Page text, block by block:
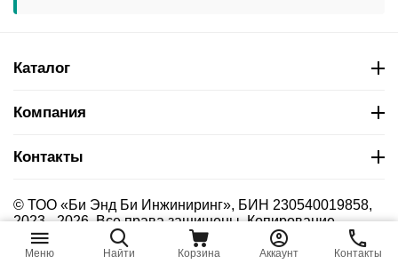
Каталог
Компания
Контакты
© ТОО «Би Энд Би Инжиниринг», БИН 230540019858,
2023 - 2026. Все права защищены. Копирование
материалов сайта без указания страницы-источника
запрещено.
Меню Найти Корзина Аккаунт Контакты